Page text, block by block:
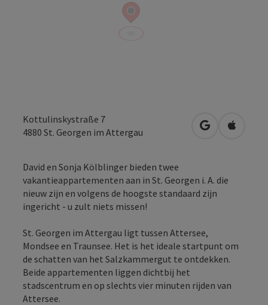
Kottulinskystraße 7
4880 St. Georgen im Attergau Openen in
David en Sonja Kölblinger bieden twee
vakantieappartementen aan in St. Georgen i. A. die
nieuw zijn en volgens de hoogste standaard zijn
ingericht - u zult niets missen!
St. Georgen im Attergau ligt tussen Attersee,
Mondsee en Traunsee. Het is het ideale startpunt om
de schatten van het Salzkammergut te ontdekken.
Beide appartementen liggen dichtbij het
stadscentrum en op slechts vier minuten rijden van
Attersee.